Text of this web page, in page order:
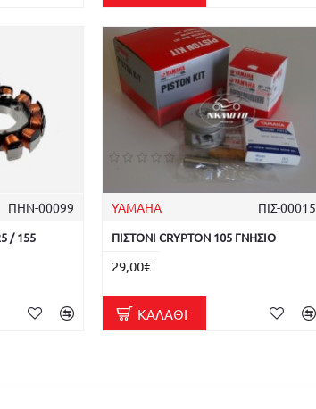
ΠΗΝ-00099
/ 155
YAMAHA ΠΙΣ-00015
ΠΙΣΤΟΝΙ CRYPTON 105 ΓΝΗΣΙΟ
29,00€
ΚΑΛΆΘΙ